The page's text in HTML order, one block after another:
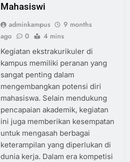
Mahasiswi
adminkampus
9 months
ago
0 4 mins
Kegiatan ekstrakurikuler di
kampus memiliki peranan yang
sangat penting dalam
mengembangkan potensi diri
mahasiswa. Selain mendukung
pencapaian akademik, kegiatan
ini juga memberikan kesempatan
untuk mengasah berbagai
keterampilan yang diperlukan di
dunia kerja. Dalam era kompetisi